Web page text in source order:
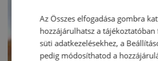
Az Összes elfogadása gombra
hozzájárulhatsz a tájékoztatóban
süti adatkezelésekhez, a
pedig módosíthatod a